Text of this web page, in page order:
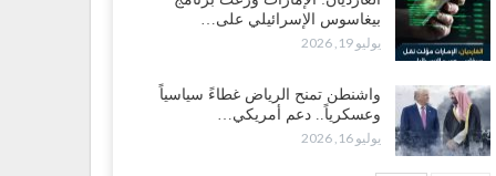
الانتقالي يناقش تشكيل لجان أهلية بأهم مناطق
وتلميحات إماراتية إلى انتقال التصعيد نحو الخيار
1, 2026
اختفاء وزيرة واستقالة آخر وصراع على السفارات.. أزمة
تعصف بحكومة عدن..!
بيغاسوس الإسرائيلي على…
يوليو 19, 2026
واشنطن تمنح الرياض غطاءً سياسياً
وعسكرياً.. دعم أمريكي…
يوليو 16, 2026